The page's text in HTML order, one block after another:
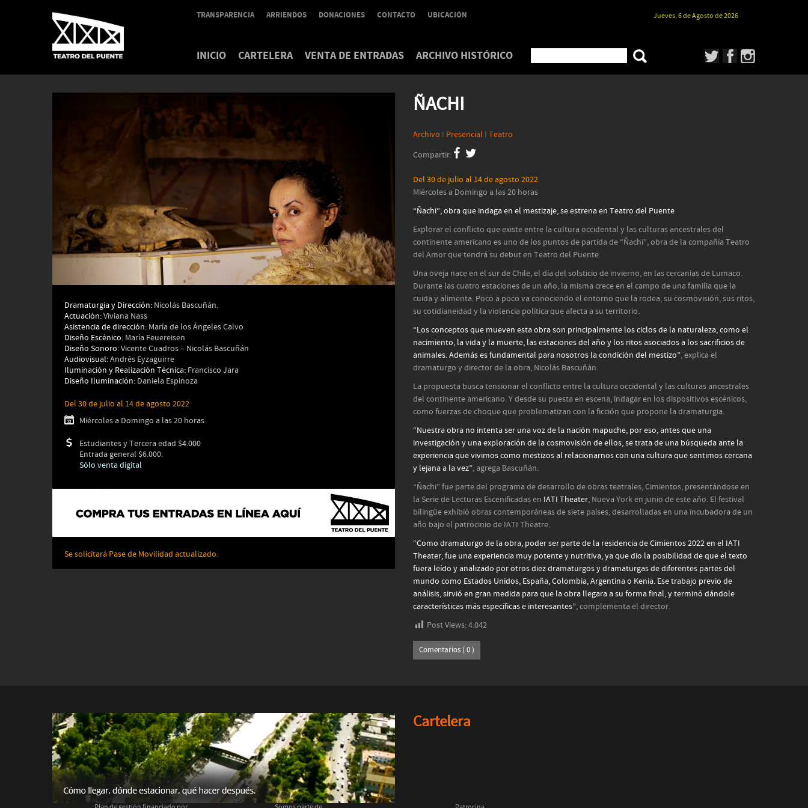
TRANSPARENCIA ARRIENDOS DONACIONES CONTACTO UBICACIÓN Jueves, 6 de Agosto de 2026
INICIO CARTELERA VENTA DE ENTRADAS ARCHIVO HISTÓRICO
Dramaturgia y Dirección: Nicolás Bascuñán.
Actuación:Viviana Nass
Asistencia de dirección: María de los Ángeles Calvo
Diseño Escénico: María Feuereisen
Diseño Sonoro:Vicente Cuadros – Nicolás Bascuñán
Audiovisual:Andrés Eyzaguirre
Iluminación y Realización Técnica: Francisco Jara
Diseño Iluminación: Daniela Espinoza
Del 30 de julio al 14 de agosto 2022
Miércoles a Domingo a las 20 horas
Estudiantes y Tercera edad $4.000
Entrada general $6.000.
Sólo venta digital
Se solicitará Pase de Movilidad actualizado.
ÑACHI
Archivo I Presencial I Teatro
Compartir:
Del 30 de julio al 14 de agosto 2022
Miércoles a Domingo a las 20 horas
“Ñachi”, obra que indaga en el mestizaje, se estrena en Teatro del Puente
Explorar el conflicto que existe entre la cultura occidental y las culturas ancestrales del
continente americano es uno de los puntos de partida de “Ñachi”, obra de la compañía Teatro
del Amor que tendrá su debut en Teatro del Puente.
Una oveja nace en el sur de Chile, el día del solsticio de invierno, en las cercanías de Lumaco.
Durante las cuatro estaciones de un año, la misma crece en el campo de una familia que la
cuida y alimenta. Poco a poco va conociendo el entorno que la rodea; su cosmovisión, sus ritos,
su cotidianeidad y la violencia política que afecta a su territorio.
“Los conceptos que mueven esta obra son principalmente los ciclos de la naturaleza, como el
nacimiento, la vida y la muerte, las estaciones del año y los ritos asociados a los sacrificios de
animales. Además es fundamental para nosotros la condición del mestizo”, explica el
dramaturgo y director de la obra, Nicolás Bascuñán.
La propuesta busca tensionar el conflicto entre la cultura occidental y las culturas ancestrales
del continente americano. Y desde su puesta en escena, indagar en los dispositivos escénicos,
como fuerzas de choque que problematizan con la ficción que propone la dramaturgia.
“Nuestra obra no intenta ser una voz de la nación mapuche, por eso, antes que una
investigación y una exploración de la cosmovisión de ellos, se trata de una búsqueda ante la
experiencia que vivimos como mestizos al relacionarnos con una cultura que sentimos cercana
y lejana a la vez”, agrega Bascuñán.
“Ñachi” fue parte del programa de desarrollo de obras teatrales, Cimientos, presentándose en
la Serie de Lecturas Escenificadas en IATI Theater, Nueva York en junio de este año. El festival
bilingüe exhibió obras contemporáneas de siete países, desarrolladas en una incubadora de un
año bajo el patrocinio de IATI Theatre.
“Como dramaturgo de la obra, poder ser parte de la residencia de Cimientos 2022 en el IATI
Theater, fue una experiencia muy potente y nutritiva, ya que dio la posibilidad de que el texto
fuera leído y analizado por otros diez dramaturgos y dramaturgas de diferentes partes del
mundo como Estados Unidos, España, Colombia, Argentina o Kenia. Ese trabajo previo de
análisis, sirvió en gran medida para que la obra llegara a su forma final, y terminó dándole
características más específicas e interesantes”, complementa el director.
Post Views:4.042
Comentarios ( 0 )
Cartelera